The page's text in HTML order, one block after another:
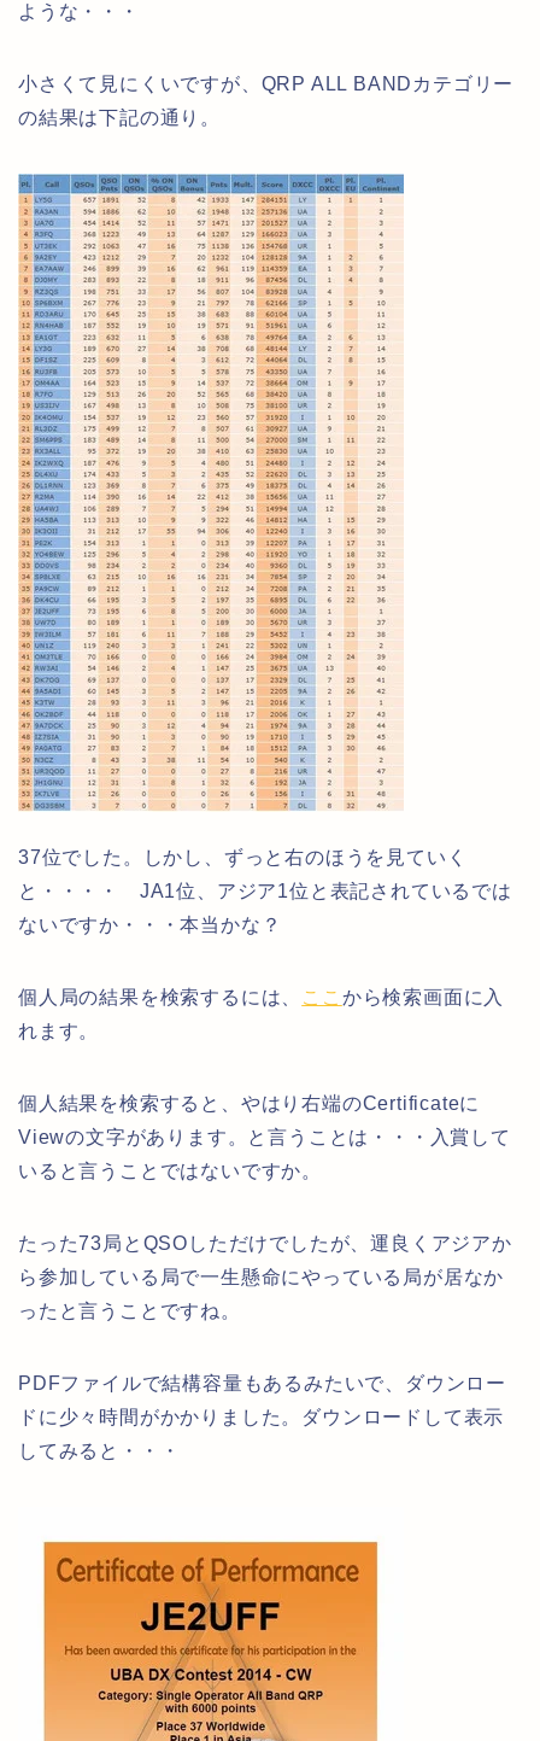
ような・・・
小さくて見にくいですが、QRP ALL BANDカテゴリー
の結果は下記の通り。
37位でした。しかし、ずっと右のほうを見ていく
と・・・・ JA1位、アジア1位と表記されているでは
ないですか・・・本当かな？
個人局の結果を検索するには、 ここ から検索画面に入
れます。
個人結果を検索すると、やはり右端のCertificateに
Viewの文字があります。と言うことは・・・入賞して
いると言うことではないですか。
たった73局とQSOしただけでしたが、運良くアジアか
ら参加している局で一生懸命にやっている局が居なか
ったと言うことですね。
PDFファイルで結構容量もあるみたいで、ダウンロー
ドに少々時間がかかりました。ダウンロードして表示
してみると・・・